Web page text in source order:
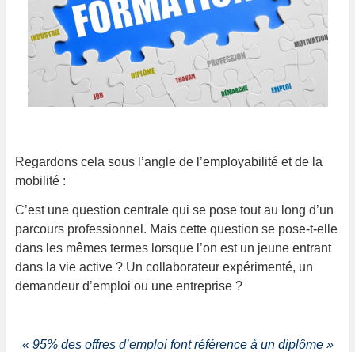
Regardons cela sous l’angle de l’employabilité et de la
mobilité :
C’est une question centrale qui se pose tout au long d’un
parcours professionnel. Mais cette question se pose-t-elle
dans les mêmes termes lorsque l’on est un jeune entrant
dans la vie active ? Un collaborateur expérimenté, un
demandeur d’emploi ou une entreprise ?
« 95% des offres d’emploi font référence à un diplôme »